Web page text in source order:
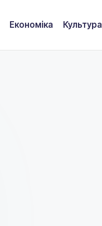
Економіка Культура